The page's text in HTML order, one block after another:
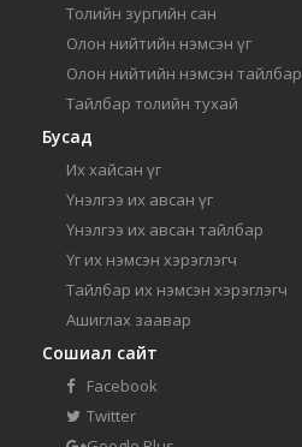
Толийн зургийн сан
Олон нийтийн нэмсэн үг
Олон нийтийн нэмсэн тайлбар
Тайлбар толийн тухай
Бусад
Их хайсан үг
Үнэлгээ их авсан үг
Үнэлгээ их авсан тайлбар
Үг их нэмсэн хэрэглэгч
Тайлбар их нэмсэн хэрэглэгч
Ашиглах заавар
Сошиал сайт
Facebook
Twitter